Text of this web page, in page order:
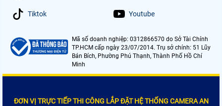
Tiktok Youtube
Mã số doanh nghiệp: 0312866570 do Sở Tài Chính
TP.HCM cấp ngày 23/07/2014. Trụ sở chính: 51 Lũy
Bán Bích, Phường Phú Thạnh, Thành Phố Hồ Chí
Minh
ĐƠN VỊ TRỰC TIẾP THI CÔNG LẮP ĐẶT HỆ THỐNG CAMERA AN